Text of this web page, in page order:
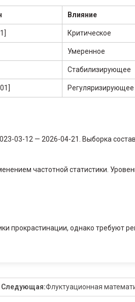
Влияние
Критическое
Умеренное
Стабилизирующее
Регуляризирующее
03-12 — 2026-04-21. Выборка
частотной статистики.
прокрастинации, однако требуют
графика как
Следующая:Флуктуационная